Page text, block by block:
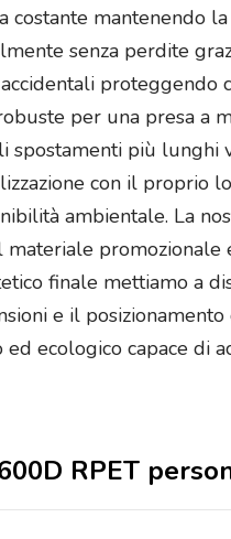
costante mantenendo
senza perdite
proteggendo
per una presa a
più lunghi
con il proprio
ambientale. La
promozionale
finale mettiamo a
e il
ecologico capace di
RPET